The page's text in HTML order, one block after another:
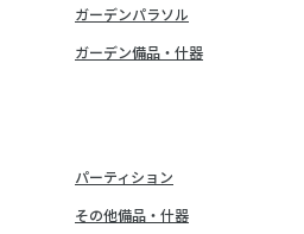
ガーデンパラソル
ガーデン備品・什器
パーティション
その他備品・什器